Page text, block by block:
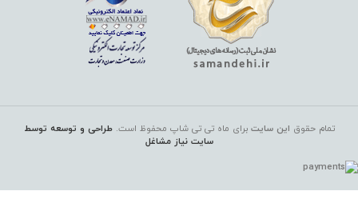
تمام حقوق این سایتبرای ماه تی تی شاپ محفوظ است.طراحی و توسعه توسط
سایت نیاز مشاغل